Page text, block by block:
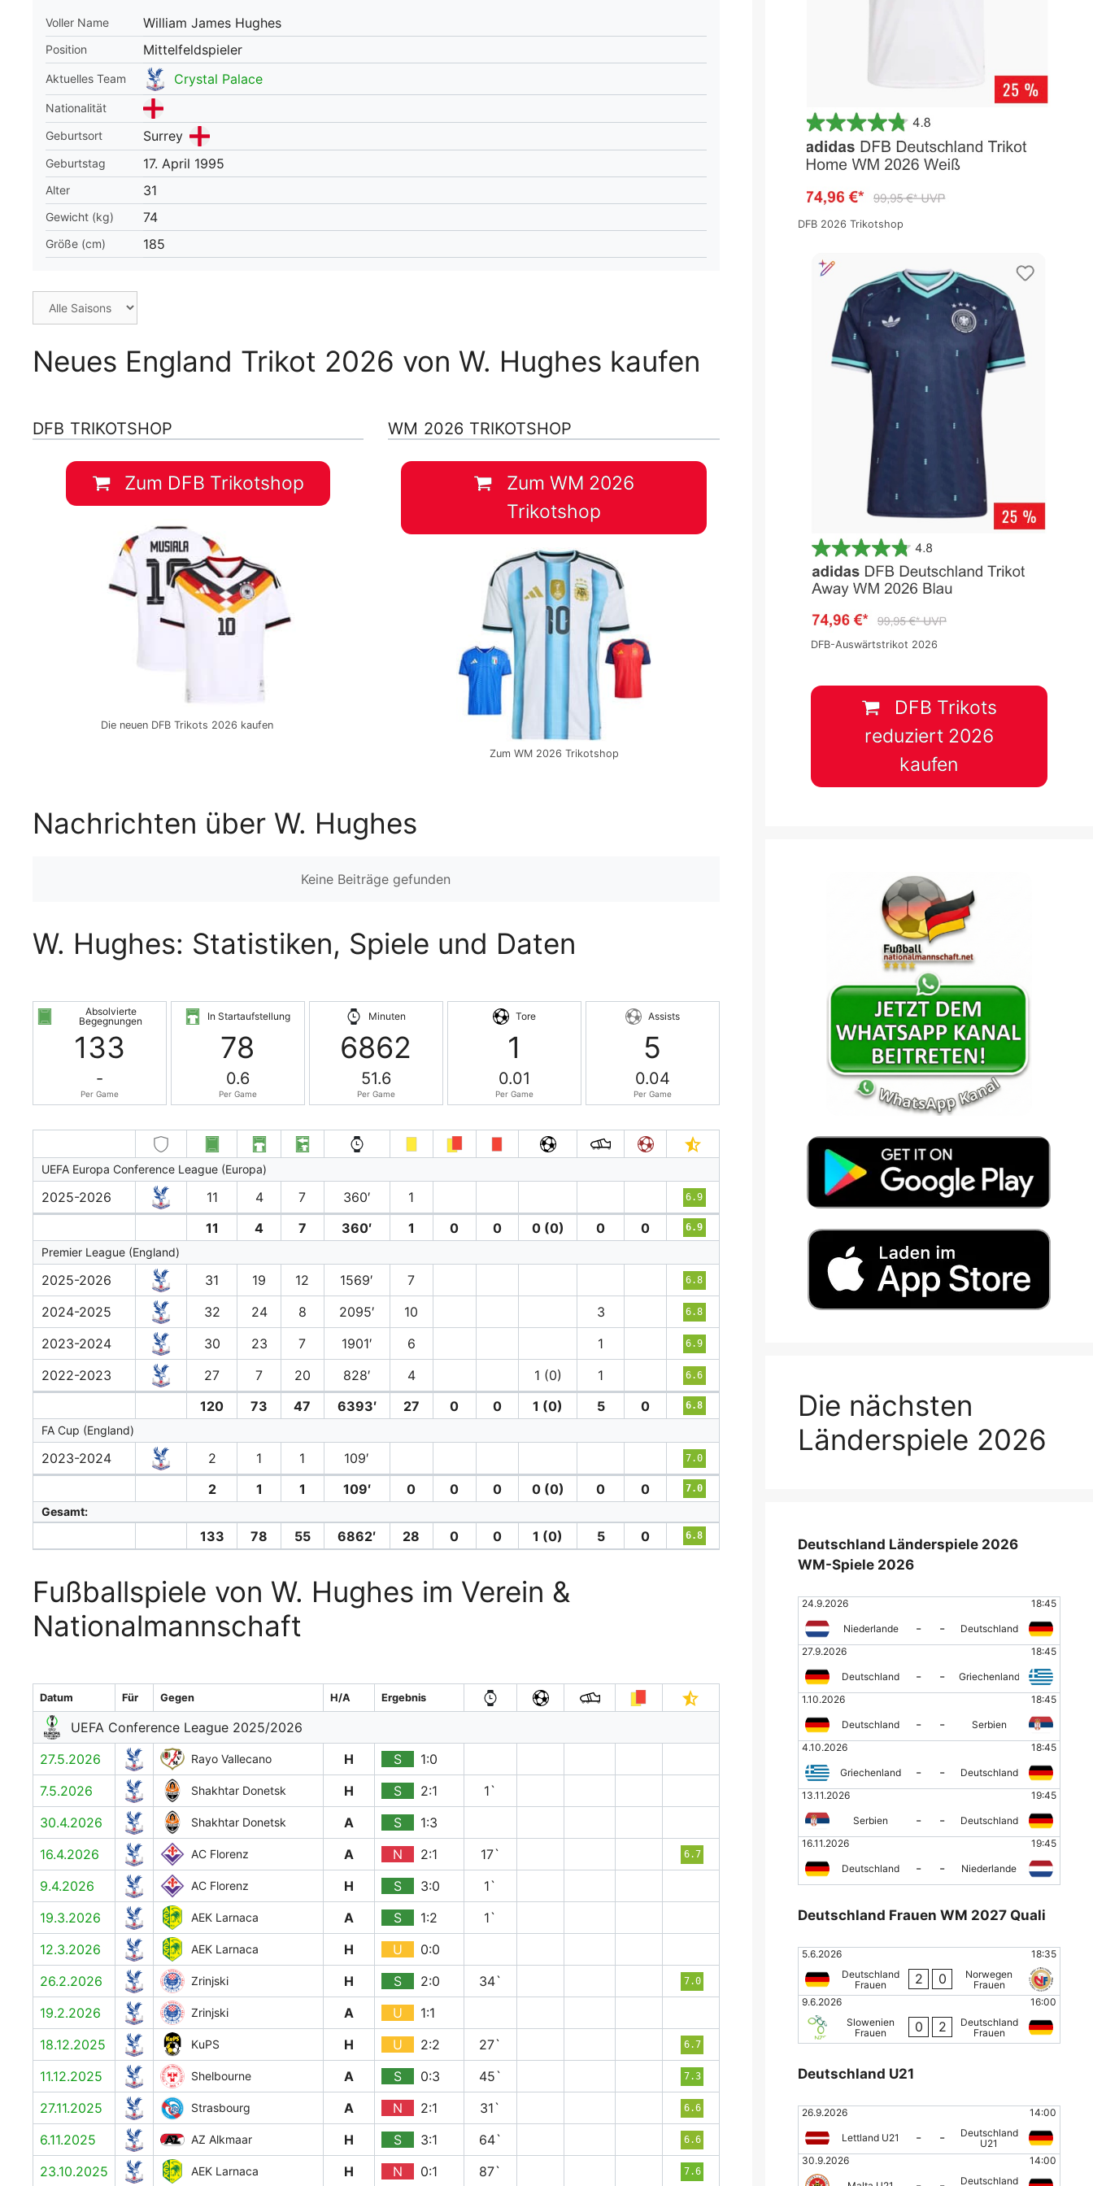
downloaden & automatisch ausfüllen
Voller Name William James Hughes
Position Mittelfeldspieler
Aktuelles Team Crystal Palace
Nationalität
Geburtsort
Surrey
Geburtstag 17. April 1995
Alter 31
Gewicht (kg) 74
Größe (cm) 185
Neues England Trikot 2026 von W. Hughes kaufen
DFB TRIKOTSHOP
Zum DFB Trikotshop
Die neuen DFB Trikots 2026 kaufen
WM 2026 TRIKOTSHOP
Zum WM 2026
Trikotshop
Zum WM 2026 Trikotshop
Nachrichten über W. Hughes
Keine Beiträge gefunden
W. Hughes: Statistiken, Spiele und Daten
Absolvierte
Begegnungen
133
-
Per Game
In Startaufstellung
78
0.6
Per Game
Minuten
6862
51.6
Per Game
Tore
1
0.01
Per Game
Assists
5
0.04
Per Game
UEFA Europa Conference League (Europa)
2025-2026 11 4 7 360′ 1 6.9
11 4 7 360′ 1 0 0 0 (0) 0 0 6.9
Premier League (England)
2025-2026 31 19 12 1569′ 7 6.8
2024-2025 32 24 8 2095′ 10 3 6.8
2023-2024 30 23 7 1901′ 6 1 6.9
2022-2023 27 7 20 828′ 4 1 (0) 1 6.6
120 73 47 6393′ 27 0 0 1 (0) 5 0 6.8
FA Cup (England)
2023-2024 2 1 1 109′ 7.0
2 1 1 109′ 0 0 0 0 (0) 0 0 7.0
Gesamt:
133 78 55 6862′ 28 0 0 1 (0) 5 0 6.8
Fußballspiele von W. Hughes im Verein &
Nationalmannschaft
Datum Für Gegen H/A Ergebnis
UEFA Conference League 2025/2026
27.5.2026
Rayo Vallecano H S
1:0
7.5.2026
Shakhtar Donetsk H S 2:1
1`
30.4.2026
Shakhtar Donetsk A S
1:3
16.4.2026
AC Florenz A N 2:1 17` 6.7
9.4.2026 AC Florenz H S 3:0
1`
19.3.2026
AEK Larnaca A S 1:2
1`
12.3.2026
AEK Larnaca H U
0:0
26.2.2026
Zrinjski H S 2:0 34` 7.0
19.2.2026 Zrinjski A U
1:1
18.12.2025
KuPS H U 2:2 27` 6.7
11.12.2025 Shelbourne A S 0:3 45` 7.3
27.11.2025 Strasbourg A N 2:1 31` 6.6
6.11.2025 AZ Alkmaar H S 3:1 64` 6.6
23.10.2025 AEK Larnaca H N 0:1 87` 7.6
DFB 2026 Trikotshop
DFB-Auswärtstrikot 2026
DFB Trikots
reduziert 2026
kaufen
Die nächsten
Länderspiele 2026
Deutschland Länderspiele 2026
WM-Spiele 2026
24.9.2026 18:45
Niederlande - -
Deutschland
27.9.2026
18:45
Deutschland - -
Griechenland
1.10.2026
18:45
Deutschland - -
Serbien
4.10.2026
18:45
Griechenland - -
Deutschland
13.11.2026
19:45
Serbien - -
Deutschland
16.11.2026
19:45
Deutschland - - Niederlande
Deutschland Frauen WM 2027 Quali
5.6.2026
18:35
Deutschland
Frauen
2 0
Norwegen
Frauen
9.6.2026
16:00
Slowenien
Frauen
0 2
Deutschland
Frauen
Deutschland U21
26.9.2026 14:00
Lettland U21 - -
Deutschland
U21
30.9.2026
14:00
Deutschland